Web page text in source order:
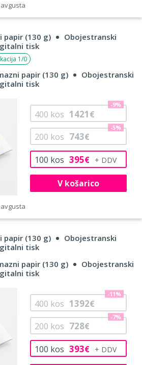
papir (130 g)
Obojestranski
tisk
1/0
papir (130 g)
Obojestranski
tisk
100 kos 395€
200 kos 743€
-5%
400 kos 1421€
-9%
V košarico
papir (130 g)
Obojestranski
tisk
papir (130 g)
Obojestranski
tisk
100 kos 393€
200 kos 728€
-7%
400 kos 1392€
-11%